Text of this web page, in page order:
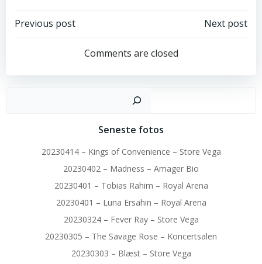
Post
navigation
Previous post
navigation
Next post
Comments are closed
Seneste fotos
20230414 – Kings of Convenience – Store Vega
20230402 – Madness – Amager Bio
20230401 – Tobias Rahim – Royal Arena
20230401 – Luna Ersahin – Royal Arena
20230324 – Fever Ray – Store Vega
20230305 – The Savage Rose – Koncertsalen
20230303 – Blæst – Store Vega